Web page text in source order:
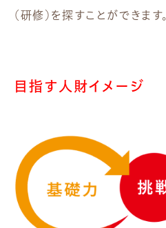
（研修）を探すことができます。
目指す人財イメージ